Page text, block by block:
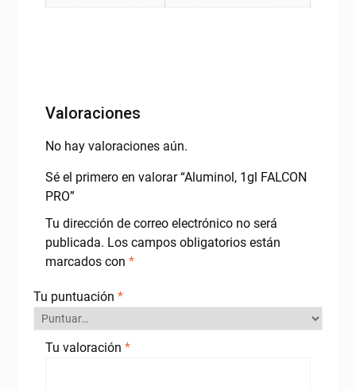
Valoraciones
No hay valoraciones aún.
Sé el primero en valorar “Aluminol, 1gl FALCON
PRO”
Tu dirección de correo electrónico no será
publicada. Los campos obligatorios están
marcados con *
Tu puntuación *
Tu valoración *